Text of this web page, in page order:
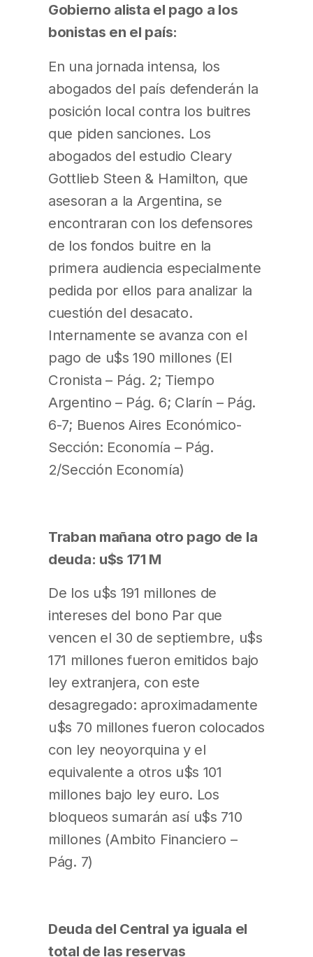
Gobierno alista el pago a los
bonistas en el país:
En una jornada intensa, los
abogados del país defenderán la
posición local contra los buitres
que piden sanciones. Los
abogados del estudio Cleary
Gottlieb Steen & Hamilton, que
asesoran a la Argentina, se
encontraran con los defensores
de los fondos buitre en la
primera audiencia especialmente
pedida por ellos para analizar la
cuestión del desacato.
Internamente se avanza con el
pago de u$s 190 millones (El
Cronista – Pág. 2; Tiempo
Argentino – Pág. 6; Clarín – Pág.
6-7; Buenos Aires Económico-
Sección: Economía – Pág.
2/Sección Economía)
Traban mañana otro pago de la
deuda: u$s 171 M
De los u$s 191 millones de
intereses del bono Par que
vencen el 30 de septiembre, u$s
171 millones fueron emitidos bajo
ley extranjera, con este
desagregado: aproximadamente
u$s 70 millones fueron colocados
con ley neoyorquina y el
equivalente a otros u$s 101
millones bajo ley euro. Los
bloqueos sumarán así u$s 710
millones (Ambito Financiero –
Pág. 7)
Deuda del Central ya iguala el
total de las reservas